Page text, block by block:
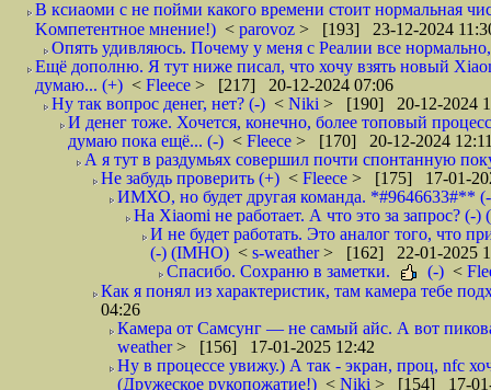
В ксиаоми с не пойми какого времени стоит нормальная
Kомпетентное мнение!) < parovoz > [193] 23-12-2024
Опять удивляюсь. Почему у меня с Реалии все
Ещё дополню. Я тут ниже писал, что хочу взять новый
думаю... (+) < Fleece > [217] 20-12-2024 07:06
Ну так вопрос денег, нет? (-) < Niki > [190] 20-12-2024
И денег тоже. Хочется, конечно, более топовый
думаю пока ещё... (-) < Fleece > [170] 20-12-2024
А я тут в раздумьях совершил почти спонтанную
Не забудь проверить (+) < Fleece > [175] 17-01-
ИМХО, но будет другая команда. *#9646633#**
На Xiaomi не работает. А что это за запрос? (-)
И не будет работать. Это аналог того, что
(-) (IMHO) < s-weather> [162] 22-01-2025
Спасибо. Сохраню в заметки.
(-) <
Как я понял из характеристик, там камера тебе
04:26
Камера от Самсунг — не самый айс. А вот
weather> [156] 17-01-2025 12:42
Ну в процессе увижу.) А так - экран, проц, nfc
(Дружеское рукопожатие!) < Niki > [154] 17-01-